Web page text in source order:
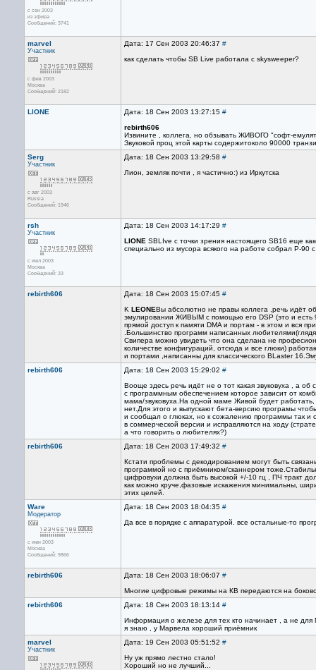
с сен 2003
из эфира
Сообщений: 3741
marvel
Участник
с фев 2003
Москва
Сообщений: 2182
Дата: 17 Сен 2003 20:46:37 #
как сделать чтобы SB Live работала с skysweeper?
LIONE Дата: 18 Сен 2003 13:27:15 #
rebirth606
Извините , коллега, но обзывать ЖИВОГО "софт-
Звуковой проц этой карты содержитоколо 90000
Serg
Участник
с авг 2003
Russia
Сообщений: 1946
Дата: 18 Сен 2003 13:29:58 #
Лион, земляк почти , я частично:) из Иркутска
rsh
Участник
с июл 2003
Москва
Сообщений: 33
Дата: 18 Сен 2003 14:17:29 #
LIONE SBLIve c точки зрения настоящего SB16 еще
специально из мусора всякого на работе собрал P-
rebirth606 Дата: 18 Сен 2003 15:07:45 #
K LEONEВы абсолютно не правы коллега ,речь идёт об
эмулировании ЖИВЫМ с помощью его DSP (это и есть
прямой доступ к памяти DMA и портам - в этом и вся
.Большинство программ написанных
Свипера можно увидеть что она сделана не
количестве конфигураций, отсюда и все глюки)
и портами ,написанны для классического BLaster
rebirth606
Дата: 18 Сен 2003 15:29:02 #
Вооще здесь речь идёт не о тот какая звуковуха , а об
с программным обеспечением которое зависит от
мама/звуковуха.На одной маме Живой будет работать,
нет.Для этого и выпускают бета-версию програмы
и сообщал о глюках, но к сожалению программы так и
в соммерческой версии и исправляются на ходу
а что говорить о любителях?)
rebirth606
Дата: 18 Сен 2003 17:49:32 #
Кстати проблемы с декодированием могут быть
программой но с приёмником/сканнером
цифровухи должна быть высокой +/-10 гц , ПЧ тракт
как можно круче,фазовые искажения минимальны,
этих целей.
Ware
Модератор
с июн 2003
Москва
Сообщений: 9866
Дата: 18 Сен 2003 18:04:35 #
Да все в порядке с аппаратурой. все остальные-то
rebirth606 Дата: 18 Сен 2003 18:06:07 #
Многие цифровые режимы на КВ передаются на
rebirth606
Дата: 18 Сен 2003 18:13:14 #
Информация о железе для тех кто начинает , а не для
я знаю , у Марвела хороший приёмник
marvel
Участник
Дата: 19 Сен 2003 05:51:52 #
Ну уж прямо лестно стало!
Хороший но не лучший...